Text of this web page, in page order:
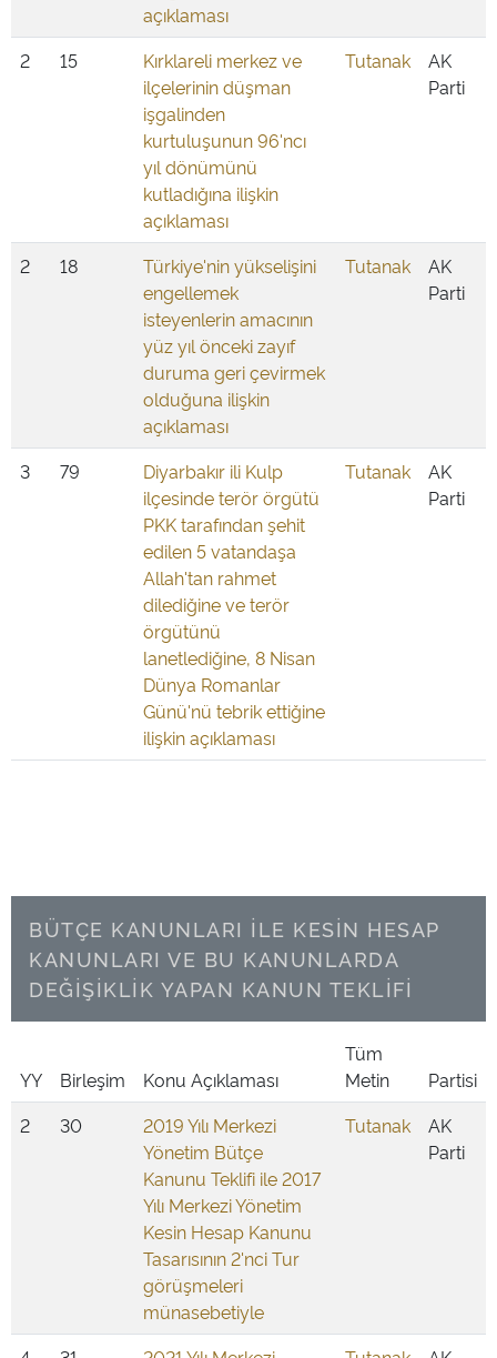
açıklaması
2 15
Kırklareli merkez ve
ilçelerinin düşman
işgalinden
kurtuluşunun 96'ncı
yıl dönümünü
kutladığına ilişkin
açıklaması
Tutanak
AK
Parti
2 18
Türkiye'nin yükselişini
engellemek
isteyenlerin amacının
yüz yıl önceki zayıf
duruma geri çevirmek
olduğuna ilişkin
açıklaması
Tutanak
AK
Parti
3 79
Diyarbakır ili Kulp
ilçesinde terör örgütü
PKK tarafından şehit
edilen 5 vatandaşa
Allah'tan rahmet
dilediğine ve terör
örgütünü
lanetlediğine, 8 Nisan
Dünya Romanlar
Günü'nü tebrik ettiğine
ilişkin açıklaması
Tutanak
AK
Parti
BÜTÇE KANUNLARI İLE KESİN HESAP
KANUNLARI VE BU KANUNLARDA
DEĞİŞİKLİK YAPAN KANUN TEKLİFİ
YY Birleşim Konu Açıklaması
Tüm
Metin
Partisi
2
30
2019 Yılı Merkezi
Yönetim Bütçe
Kanunu Teklifi ile 2017
Yılı Merkezi Yönetim
Kesin Hesap Kanunu
Tasarısının 2'nci Tur
görüşmeleri
münasebetiyle
Tutanak
AK
Parti